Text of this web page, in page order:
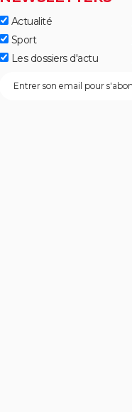
Actualité
Sport
Les dossiers d'actu